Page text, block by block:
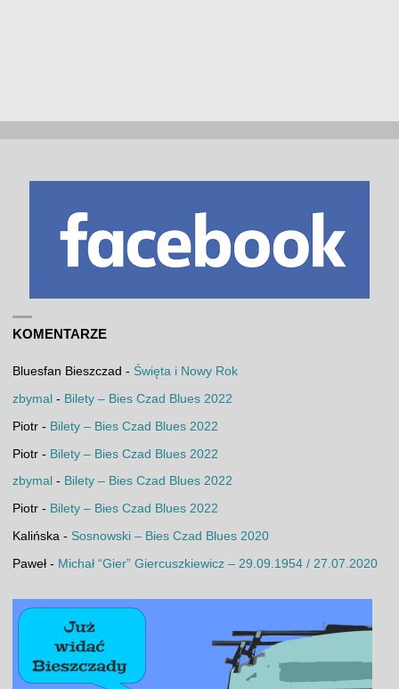
KOMENTARZE
Bluesfan Bieszczad - Święta i Nowy Rok
zbymal - Bilety – Bies Czad Blues 2022
Piotr- Bilety – Bies Czad Blues 2022
Piotr- Bilety – Bies Czad Blues 2022
zbymal - Bilety – Bies Czad Blues 2022
Piotr- Bilety – Bies Czad Blues 2022
Kalińska - Sosnowski – Bies Czad Blues 2020
Paweł- Michał “Gier” Giercuszkiewicz – 29.09.1954 / 27.07.2020